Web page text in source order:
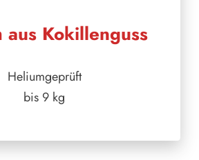
aus Kokillenguss
Heliumgeprüft
bis 9 kg